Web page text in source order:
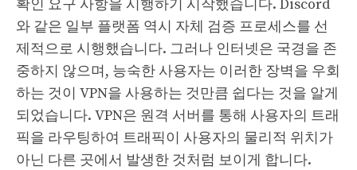
확인 요구 사항을 시행하기 시작했습니다. Discord
와 같은 일부 플랫폼 역시 자체 검증 프로세스를 선
제적으로 시행했습니다. 그러나 인터넷은 국경을 존
중하지 않으며, 능숙한 사용자는 이러한 장벽을 우회
하는 것이 VPN을 사용하는 것만큼 쉽다는 것을 알게
되었습니다. VPN은 원격 서버를 통해 사용자의 트래
픽을 라우팅하여 트래픽이 사용자의 물리적 위치가
아닌 다른 곳에서 발생한 것처럼 보이게 합니다.